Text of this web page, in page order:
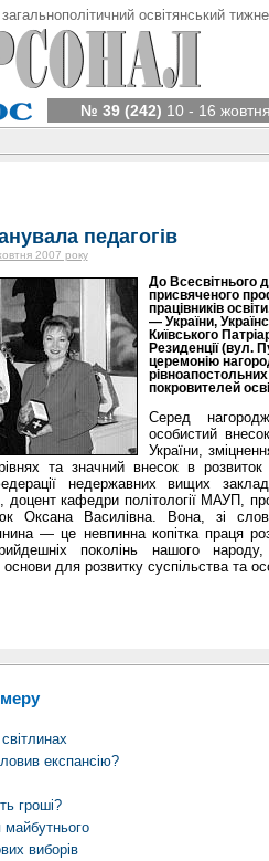
освітянський
№ 39 (242) 10 - 16
педагогів
2007 року
До Всесвітнього
присвяченого
працівників
— України,
Київського
Резиденції (вул.
церемонію
покровителей
Серед
особистий
України,
та значний внесок в
недержавних вищих
доцент кафедри політології МАУП,
Оксана Василівна. Вона, зі
— це невпинна копітка праця
поколінь нашого
основи для розвитку суспільства та
експансію?
гроші?
майбутнього
виборів